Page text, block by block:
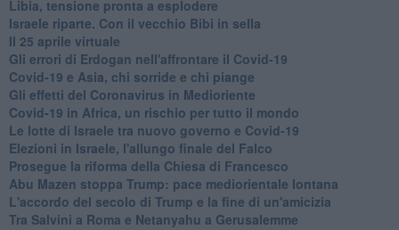
Libia, tensione pronta a esplodere
Israele riparte. Con il vecchio Bibi in sella
Il 25 aprile virtuale
Gli errori di Erdogan nell'affrontare il Covid-19
Covid-19 e Asia, chi sorride e chi piange
Gli effetti del Coronavirus in Medioriente
Covid-19 in Africa, un rischio per tutto il mondo
Le lotte di Israele tra nuovo governo e Covid-19
Elezioni in Israele, l'allungo finale del Falco
Prosegue la riforma della Chiesa di Francesco
Abu Mazen stoppa Trump: pace mediorientale lontana
L'accordo del secolo di Trump e la fine di un'amicizia
Tra Salvini a Roma e Netanyahu a Gerusalemme